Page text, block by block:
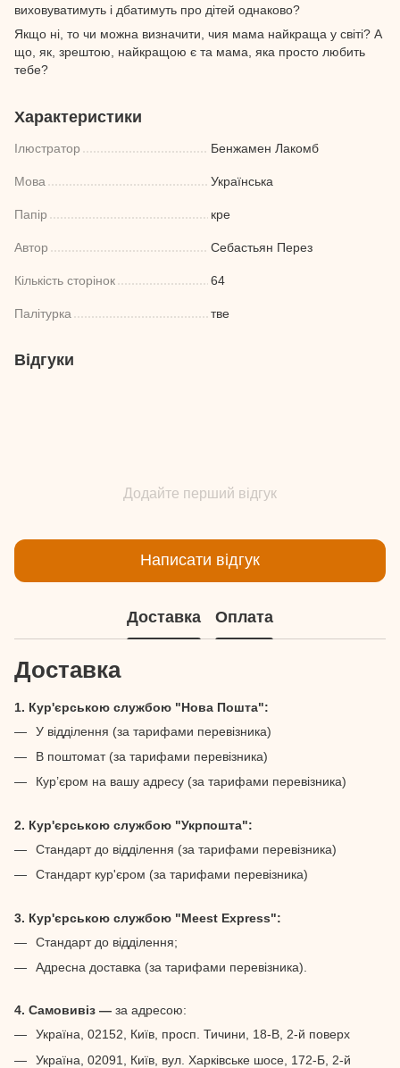
виховуватимуть і дбатимуть про дітей однаково?
Якщо ні, то чи можна визначити, чия мама найкраща у світі? А
що, як, зрештою, найкращою є та мама, яка просто любить
тебе?
Характеристики
Ілюстратор Бенжамен Лакомб
Мова Українська
Папір кре
Автор Себастьян Перез
Кількість сторінок 64
Палітурка тве
Відгуки
Додайте перший відгук
Написати відгук
Доставка Оплата
Доставка
1. Кур'єрською службою "Нова Пошта":
У відділення (за тарифами перевізника)
В поштомат (за тарифами перевізника)
Кур’єром на вашу адресу (за тарифами перевізника)
2. Кур'єрською службою "Укрпошта":
Стандарт до відділення (за тарифами перевізника)
Стандарт кур'єром (за тарифами перевізника)
3. Кур'єрською службою "Meest Express":
Стандарт до відділення;
Адресна доставка (за тарифами перевізника).
4. Самовивіз — за адресою:
Україна, 02152, Київ, просп. Тичини, 18-В, 2-й поверх
Україна, 02091, Київ, вул. Харківське шосе, 172-Б, 2-й